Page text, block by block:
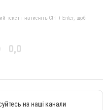
текст і натисніть Ctrl + Enter, щоб
0,0
на наші канали